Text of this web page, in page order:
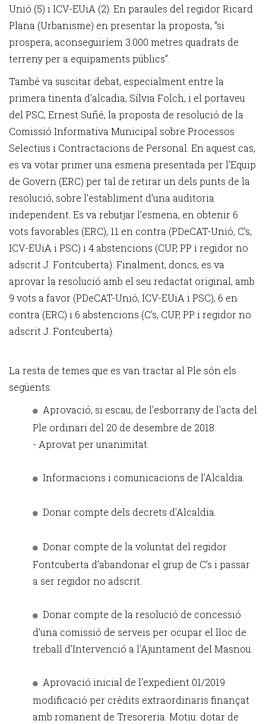
Unió (5) i ICV-EUiA (2). En paraules del regidor Ricard
Plana (Urbanisme) en presentar la proposta, “si
prospera, aconseguiríem 3.000 metres quadrats de
terreny per a equipaments públics”.
També va suscitar debat, especialment entre la
primera tinenta d’alcadia, Sílvia Folch, i el portaveu
del PSC, Ernest Suñé, la proposta de resolució de la
Comissió Informativa Municipal sobre Processos
Selectius i Contractacions de Personal. En aquest cas,
es va votar primer una esmena presentada per l’Equip
de Govern (ERC) per tal de retirar un dels punts de la
resolució, sobre l’establiment d’una auditoria
independent. Es va rebutjar l’esmena, en obtenir 6
vots favorables (ERC), 11 en contra (PDeCAT-Unió, C’s,
ICV-EUiA i PSC) i 4 abstencions (CUP, PP i regidor no
adscrit J. Fontcuberta). Finalment, doncs, es va
aprovar la resolució amb el seu redactat original, amb
9 vots a favor (PDeCAT-Unió, ICV-EUiA i PSC), 6 en
contra (ERC) i 6 abstencions (C’s, CUP, PP i regidor no
adscrit J. Fontcuberta).
La resta de temes que es van tractar al Ple són els
següents:
Aprovació, si escau, de l'esborrany de l'acta del
Ple ordinari del 20 de desembre de 2018.
- Aprovat per unanimitat.
Informacions i comunicacions de l'Alcaldia.
Donar compte dels decrets d'Alcaldia.
Donar compte de la voluntat del regidor
Fontcuberta d’abandonar el grup de C’s i passar
a ser regidor no adscrit.
Donar compte de la resolució de concessió
d'una comissió de serveis per ocupar el lloc de
treball d'Intervenció a l'Ajuntament del Masnou.
Aprovació inicial de l'expedient 01/2019
modificació per crèdits extraordinaris finançat
amb romanent de Tresoreria. Motiu: dotar de